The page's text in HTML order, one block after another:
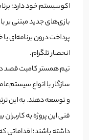
بازی‌های جدید مبتنی‌ بر
پرداخت درون برنامه‌ای یا
انحصار تلگرام.
تیم همستر کامبت قصد
و توسعه دهند. به این
فنی این پروژه به
داشته باشند؛ اقداماتی